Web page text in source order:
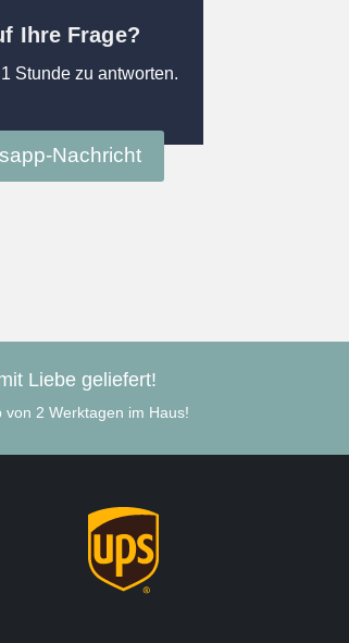
Ihre Frage?
Stunde zu antworten.
Nachricht
Liebe geliefert!
von 2 Werktagen im Haus!